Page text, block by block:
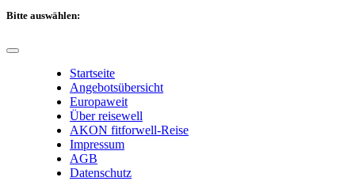
Bitte auswählen:
Startseite
Angebotsübersicht
Europaweit
Über reisewell
AKON fitforwell-Reise
Impressum
AGB
Datenschutz